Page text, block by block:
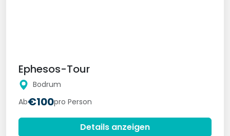
Ephesos-Tour
Bodrum
Ab€100pro Person
Details anzeigen